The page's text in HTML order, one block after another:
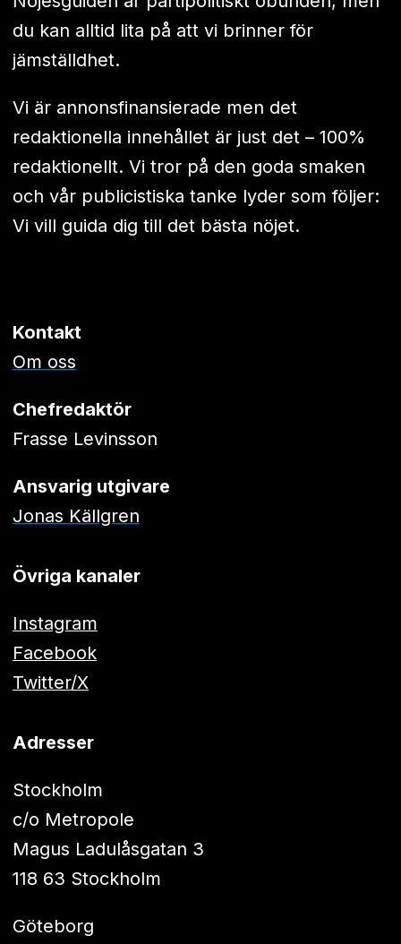
du kan alltid lita på att vi brinner för
jämställdhet.
Vi är annonsfinansierade men det
redaktionella innehållet är just det – 100%
redaktionellt. Vi tror på den goda smaken
och vår publicistiska tanke lyder som följer:
Vi vill guida dig till det bästa nöjet.
Kontakt
Om oss
Chefredaktör
Frasse Levinsson
Ansvarig utgivare
Jonas Källgren
Övriga kanaler
Instagram
Facebook
Twitter/X
Adresser
Stockholm
c/o Metropole
Magus Ladulåsgatan 3
118 63 Stockholm
Göteborg